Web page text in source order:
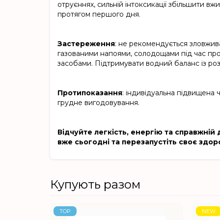
отруєннях, сильній інтоксикації збільшити
протягом першого дня.
Застереження: не рекомендується
газованими напоями, солодощами під час
засобами. Підтримувати водний баланс із
Протипоказання: індивідуальна підвищена
грудне вигодовування.
Відчуйте легкість, енергію та
вже сьогодні та перезапустіть своє
Купують разом
TOP NEW